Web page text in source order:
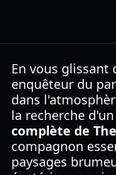
En vous glissant
enquêteur du
dans
la recherche
complète de
compagnon
paysages